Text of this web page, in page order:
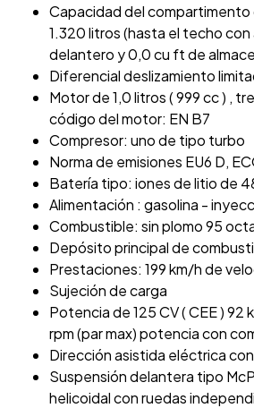
Capacidad del compartimento
1.320 litros (hasta el techo
delantero y 0,0 cu ft de
Diferencial deslizamiento
Motor de 1,0 litros ( 999 cc ) ,
código del motor: EN B7
Compresor: uno de tipo turbo
Norma de emisiones EU6 D,
Batería tipo: iones de litio de
Alimentación : gasolina -
Combustible: sin plomo 95
Depósito principal de
Prestaciones: 199 km/h de
Sujeción de carga
Potencia de 125 CV ( CEE )
rpm (par max) potencia con
Dirección asistida eléctrica
Suspensión delantera tipo
helicoidal con ruedas